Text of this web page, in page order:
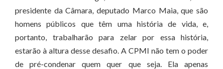
presidente da Câmara, deputado Marco Maia, que são
homens públicos que têm uma história de vida, e,
portanto, trabalharão para zelar por essa história,
estarão à altura desse desafio. A CPMI não tem o poder
de pré-condenar quem quer que seja. Ela apenas